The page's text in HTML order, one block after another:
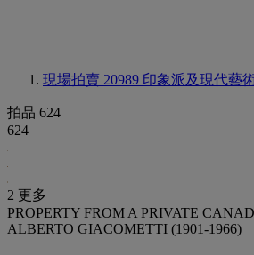
現場拍賣 20989 印象派及現代藝
拍品 624
624
2 更多
PROPERTY FROM A PRIVATE
ALBERTO GIACOMETTI (1901-1966)